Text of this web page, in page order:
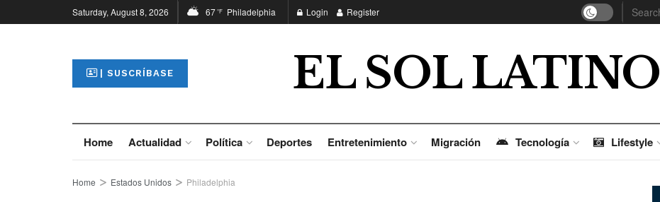
Saturday, August 8, 2026 67°F Philadelphia Login Register
| SUSCRÍBASE EL SOL LATINO
Home Actualidad Política Deportes Entretenimiento Migración Tecnología Lifestyle
Home Estados Unidos Philadelphia